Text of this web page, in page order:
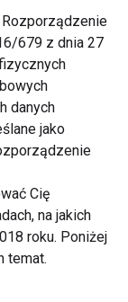
zapobiega
foliowego.
układ
B oraz
we
a
679 z dnia 27
danych
jako
Cię
na jakich
roku. Poniżej
temat.